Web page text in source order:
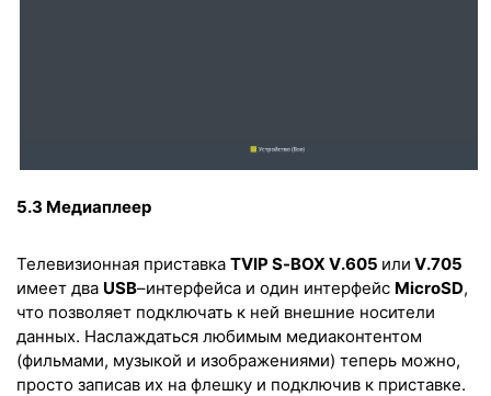
5.3 Медиаплеер
Телевизионная приставка TVIPS-BOX V.605 или V.705
имеет два USB–интерфейса и один интерфейс MicroSD,
что позволяет подключать к ней внешние носители
данных. Наслаждаться любимым медиаконтентом
(фильмами, музыкой и изображениями) теперь можно,
просто записав их на флешку и подключив к приставке.